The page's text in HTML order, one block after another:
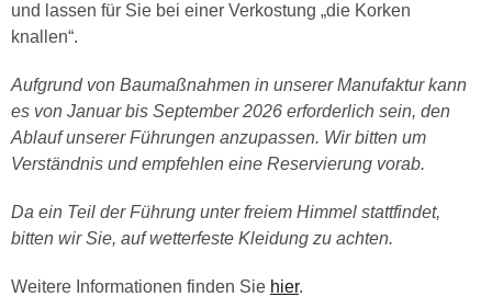
und lassen für Sie bei einer Verkostung „die Korken
knallen“.
Aufgrund von Baumaßnahmen in unserer Manufaktur kann
es von Januar bis September 2026 erforderlich sein, den
Ablauf unserer Führungen anzupassen. Wir bitten um
Verständnis und empfehlen eine Reservierung vorab.
Da ein Teil der Führung unter freiem Himmel stattfindet,
bitten wir Sie, auf wetterfeste Kleidung zu achten.
Weitere Informationen finden Sie hier.